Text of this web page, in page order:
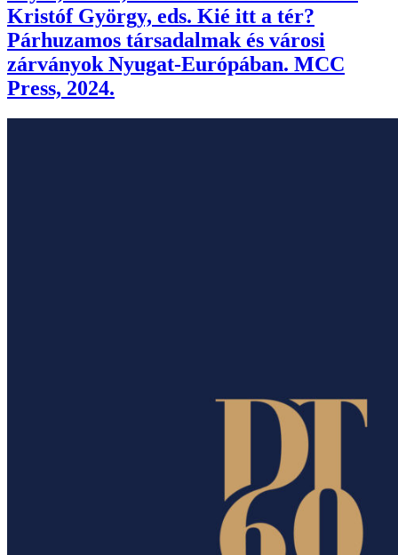
Kristóf György, eds. Kié itt a tér?
Párhuzamos társadalmak és városi
zárványok Nyugat-Európában. MCC
Press, 2024.